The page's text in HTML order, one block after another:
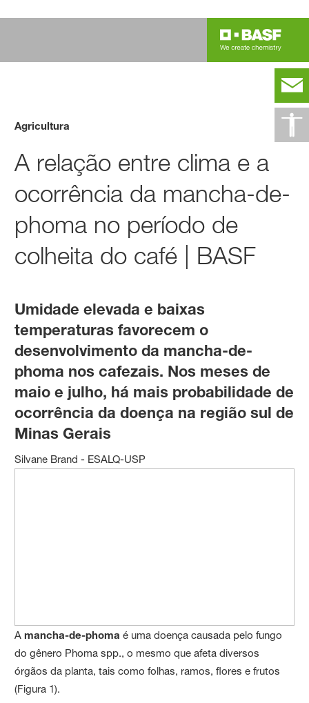
Agricultura
A relação entre clima e a
ocorrência da mancha-de-
phoma no período de
colheita do café | BASF
Umidade elevada e baixas
temperaturas favorecem o
desenvolvimento da mancha-de-
phoma nos cafezais. Nos meses de
maio e julho, há mais probabilidade de
ocorrência da doença na região sul de
Minas Gerais
Silvane Brand - ESALQ-USP
Amancha-de-phoma é uma doença causada pelo fungo
do gênero Phoma spp., o mesmo que afeta diversos
órgãos da planta, tais como folhas, ramos, flores e frutos
(Figura 1).